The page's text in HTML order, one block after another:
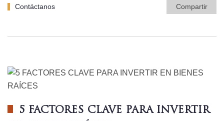
Contáctanos Compartir
5 FACTORES CLAVE PARA INVERTIR